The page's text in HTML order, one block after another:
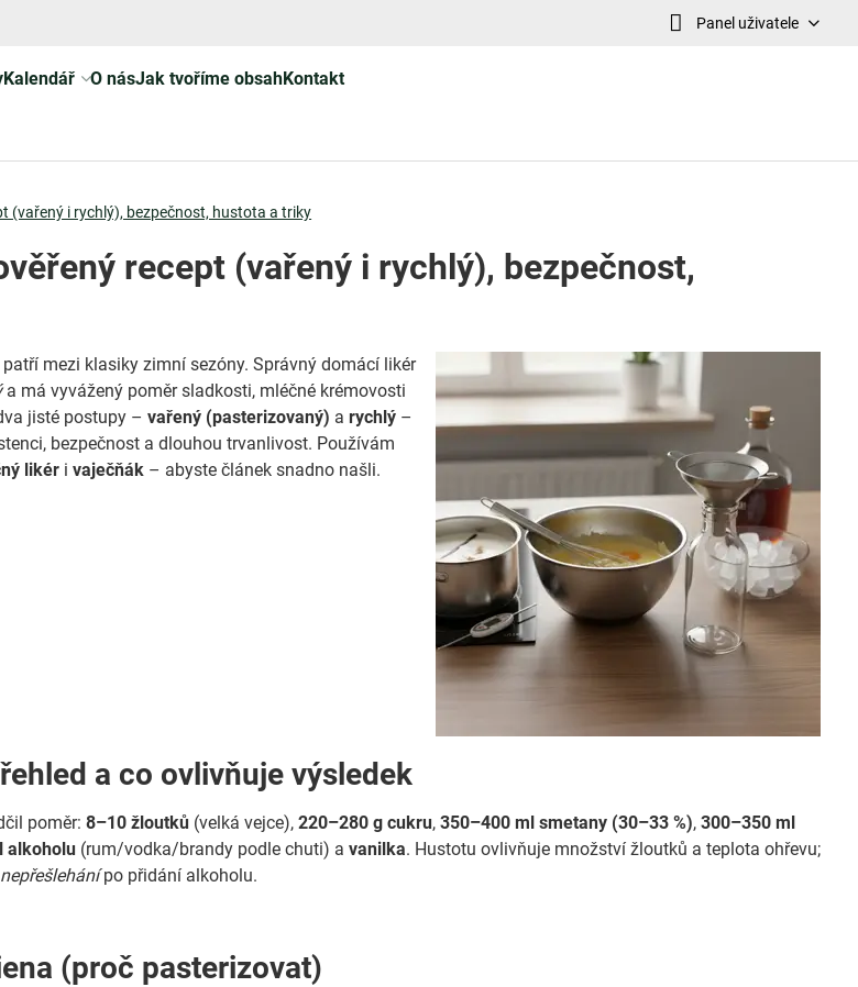
Panel uživatele
Kalendář O násJak tvoříme obsahKontakt
(vařený i rychlý), bezpečnost, hustota a triky
recept (vařený i rychlý), bezpečnost,
mezi klasiky zimní sezóny. Správný domácí likér
a má vyvážený poměr sladkosti, mléčné krémovosti
jisté postupy –vařený (pasterizovaný) arychlý –
bezpečnost a dlouhou trvanlivost. Používám
likér ivaječňák – abyste článek snadno našli.
a co ovlivňuje výsledek
poměr:8–10 žloutků (velká vejce),220–280 g cukru,350–400 ml smetany (30–33 %),300–350 ml
alkoholu (rum/vodka/brandy podle chuti) avanilka. Hustotu ovlivňuje množství žloutků a teplota ohřevu;
nepřešlehánípo přidání alkoholu.
(proč pasterizovat)